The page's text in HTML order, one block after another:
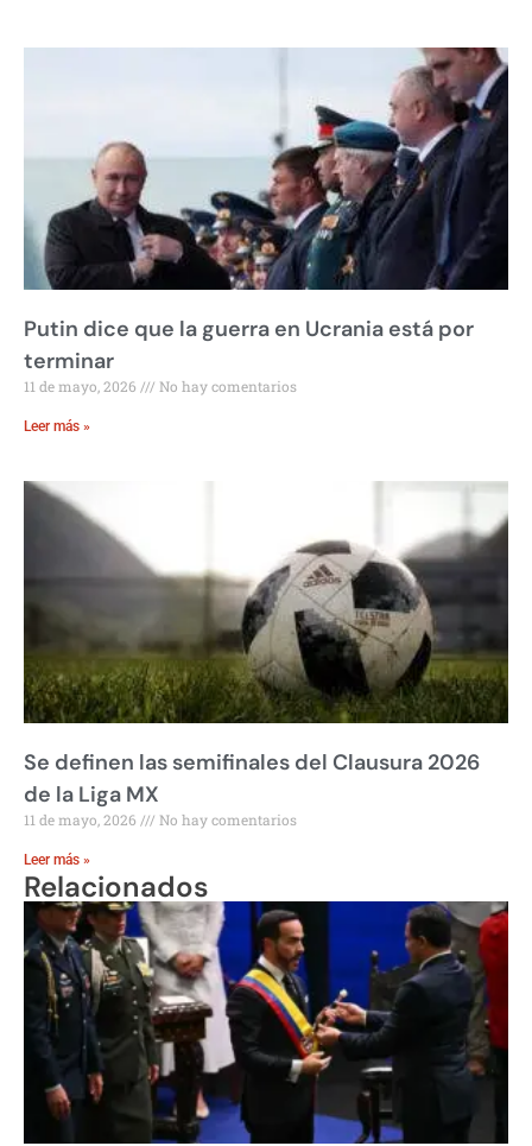
Putin dice que la guerra en Ucrania está por
terminar
11 de mayo, 2026 No hay comentarios
Leer más »
Se definen las semifinales del Clausura 2026
de la Liga MX
11 de mayo, 2026 No hay comentarios
Leer más »
Relacionados